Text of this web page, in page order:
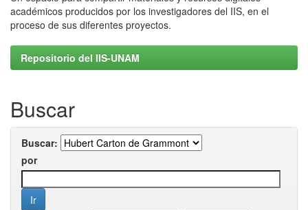
académicos producidos por los investigadores del IIS, en el
proceso de sus diferentes proyectos.
Repositorio del IIS-UNAM
Buscar
Buscar:
por